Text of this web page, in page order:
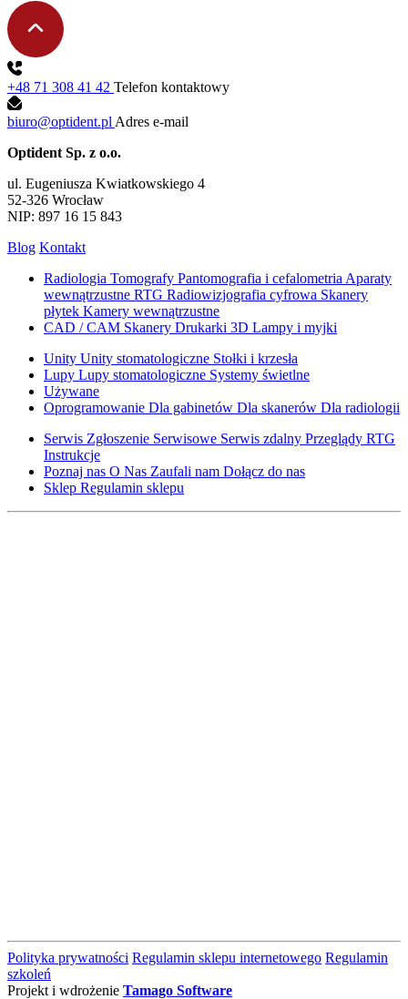
+48 71 308 41 42 Telefon kontaktowy
biuro@optident.pl Adres e-mail
Optident Sp. z o.o.
ul. Eugeniusza Kwiatkowskiego 4
52-326 Wrocław
NIP: 897 16 15 843
Blog Kontakt
Radiologia Tomografy Pantomografia i cefalometria Aparaty
wewnątrzustne RTG Radiowizjografia cyfrowa Skanery
płytek Kamery wewnątrzustne
CAD / CAM Skanery Drukarki 3D Lampy i myjki
Unity Unity stomatologiczne Stołki i krzesła
Lupy Lupy stomatologiczne Systemy świetlne
Używane
Oprogramowanie Dla gabinetów Dla skanerów Dla radiologii
Serwis Zgłoszenie Serwisowe Serwis zdalny Przeglądy RTG
Instrukcje
Poznaj nas O Nas Zaufali nam Dołącz do nas
Sklep Regulamin sklepu
Polityka prywatności Regulamin sklepu internetowego Regulamin
szkoleń
Projekt i wdrożenie Tamago Software